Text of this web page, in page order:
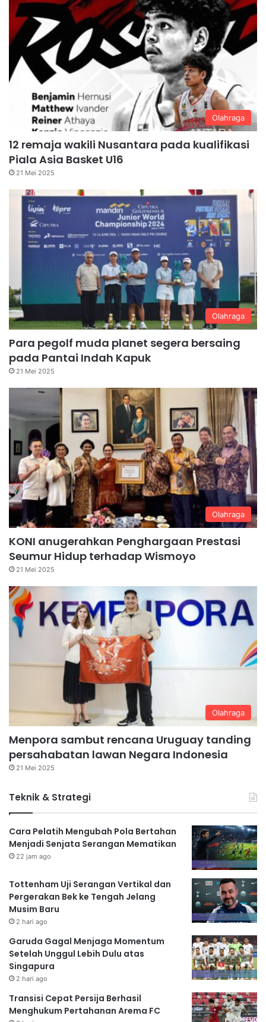
Olahraga
12 remaja wakili Nusantara pada kualifikasi
Piala Asia Basket U16
21 Mei 2025
Olahraga
Para pegolf muda planet segera bersaing
pada Pantai Indah Kapuk
21 Mei 2025
Olahraga
KONI anugerahkan Penghargaan Prestasi
Seumur Hidup terhadap Wismoyo
21 Mei 2025
Olahraga
Menpora sambut rencana Uruguay tanding
persahabatan lawan Negara Indonesia
21 Mei 2025
Teknik & Strategi
Cara Pelatih Mengubah Pola Bertahan
Menjadi Senjata Serangan Mematikan
22 jam ago
Tottenham Uji Serangan Vertikal dan
Pergerakan Bek ke Tengah Jelang
Musim Baru
2 hari ago
Garuda Gagal Menjaga Momentum
Setelah Unggul Lebih Dulu atas
Singapura
2 hari ago
Transisi Cepat Persija Berhasil
Menghukum Pertahanan Arema FC